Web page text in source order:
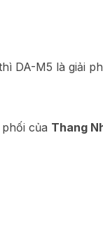
DA-M5 là giải
của Thang